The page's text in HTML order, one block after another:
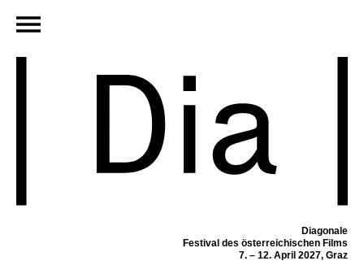
Diagonale
Festival des österreichischen Films
7. – 12. April 2027, Graz